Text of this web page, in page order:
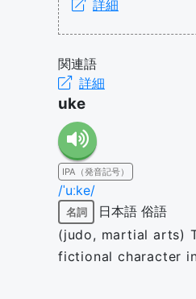
詳細
関連語
詳細
uke
IPA（発音記号）
/ˈuːke/
名詞 日本語 俗語
(judo, martial arts)
fictional character